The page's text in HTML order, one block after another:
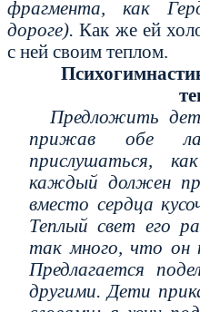
фрагмента, как
дороге). Как же ей
с ней своим теплом.
Предложить
прижав обе
прислушаться,
каждый должен
вместо сердца
Теплый свет его
так много, что он
Предлагается
другими. Дети